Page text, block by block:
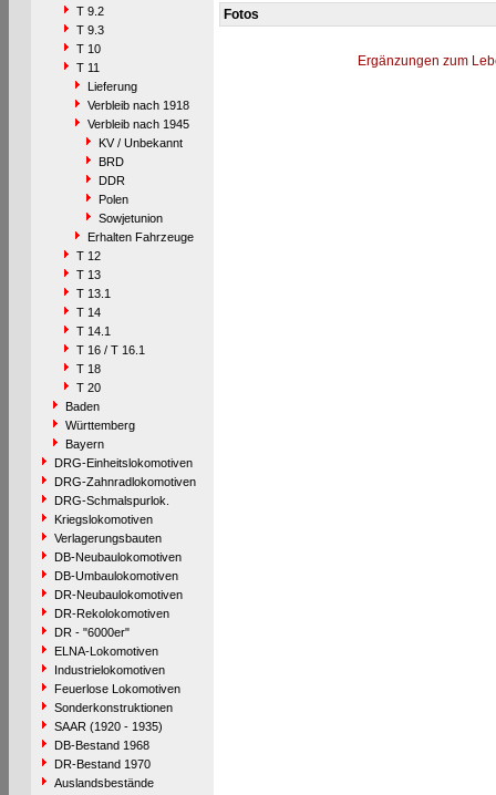
T 9.2
T 9.3
T 10
T 11
Lieferung
Verbleib nach 1918
Verbleib nach 1945
KV / Unbekannt
BRD
DDR
Polen
Sowjetunion
Erhalten Fahrzeuge
T 12
T 13
T 13.1
T 14
T 14.1
T 16 / T 16.1
T 18
T 20
Baden
Württemberg
Bayern
DRG-Einheitslokomotiven
DRG-Zahnradlokomotiven
DRG-Schmalspurlok.
Kriegslokomotiven
Verlagerungsbauten
DB-Neubaulokomotiven
DB-Umbaulokomotiven
DR-Neubaulokomotiven
DR-Rekolokomotiven
DR - "6000er"
ELNA-Lokomotiven
Industrielokomotiven
Feuerlose Lokomotiven
Sonderkonstruktionen
SAAR (1920 - 1935)
DB-Bestand 1968
DR-Bestand 1970
Auslandsbestände
Fotos
Ergänzungen zum